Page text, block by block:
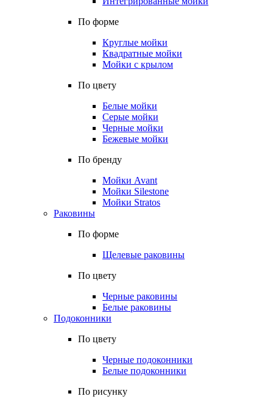
По форме
Круглые мойки
Квадратные мойки
Мойки с крылом
По цвету
Белые мойки
Серые мойки
Черные мойки
Бежевые мойки
По бренду
Мойки Avant
Мойки Silestone
Мойки Stratos
Раковины
По форме
Щелевые раковины
По цвету
Черные раковины
Белые раковины
Подоконники
По цвету
Черные подоконники
Белые подоконники
По рисунку